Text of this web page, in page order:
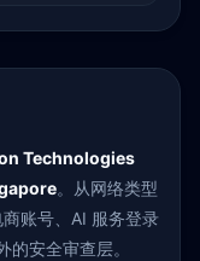
Technologies
。从网络类型
账号、AI 服务登录
安全审查层。